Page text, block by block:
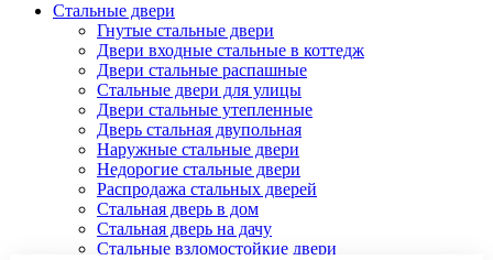
Стальные двери
Гнутые стальные двери
Двери входные стальные в коттедж
Двери стальные распашные
Стальные двери для улицы
Двери стальные утепленные
Дверь стальная двупольная
Наружные стальные двери
Недорогие стальные двери
Распродажа стальных дверей
Стальная дверь в дом
Стальная дверь на дачу
Стальные взломостойкие двери